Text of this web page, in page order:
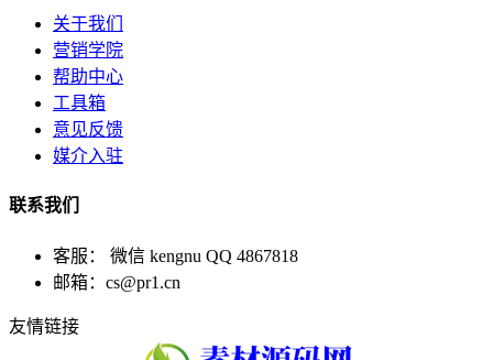
关于我们
营销学院
帮助中心
工具箱
意见反馈
媒介入驻
联系我们
客服： 微信 kengnu QQ 4867818
邮箱：cs@pr1.cn
友情链接